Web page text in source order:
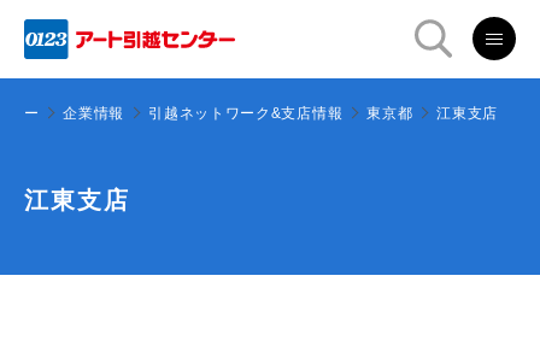
ター 企業情報 引越ネットワーク&支店情報 東京都 江東支店
江東支店